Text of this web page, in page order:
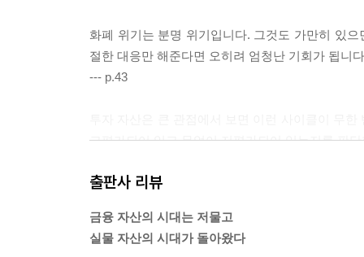
Part 5. 금과 은에 관한 궁금증
Chapter 1. 비트코인은 금을 대체할 수 있을까
Chapter 6. 금과 은 가격을 미국이 조작한다는 주장
Chapter 8. 금과 은의 고갈 우려
화폐 위기는 분명 위기입니다. 그것도 가만히 있
절한 대응만 해준다면 오히려 엄청난 기회가 됩니
--- p.43
고평가되어 있고 무엇이 저평가되어 있는지를 판
의미에서 ‘슈퍼 사이클(super-cycle)’로 정의하고
해보면 2029년 정도까지는 계속 상승할 거로 예
출판사 리뷰
금융 자산의 시대는 저물고
실물 자산의 시대가 돌아왔다